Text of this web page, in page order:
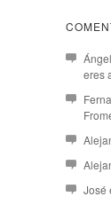
eres
José